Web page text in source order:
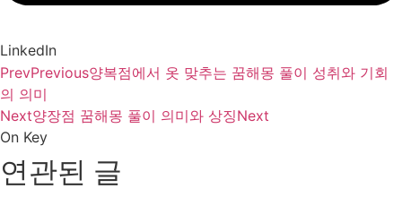
LinkedIn
PrevPrevious양복점에서 옷 맞추는 꿈해몽 풀이 성취와 기회
의 의미
Next양장점 꿈해몽 풀이 의미와 상징Next
On Key
연관된 글